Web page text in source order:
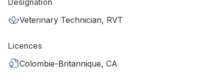
Désignation
Veterinary Technician, RVT
Licences
Colombie-Britannique, CA